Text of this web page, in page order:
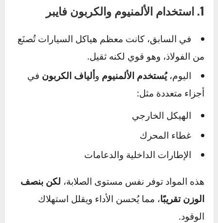
أسهل
التسارع أسرع تسارع تسارع أبطأ
التقنيات الحديثة لتعويض الوزن